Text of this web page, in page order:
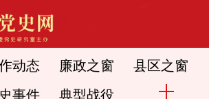
动态 廉政之窗 县区之窗
事件 典型战役